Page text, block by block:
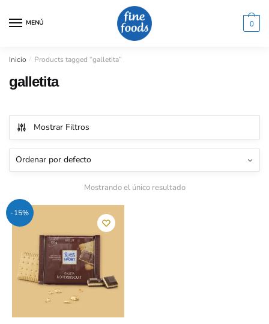
MENÚ 0
Inicio / Products tagged “galletita”
galletita
Mostrar Filtros
Mostrando el único resultado
-15%